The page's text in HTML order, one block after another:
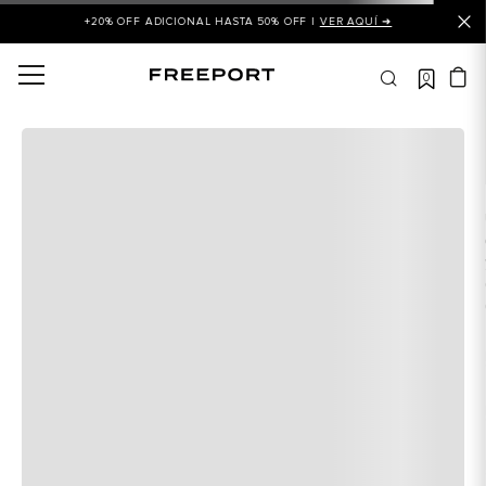
+20% OFF ADICIONAL HASTA 50% OFF | VER AQUÍ ➜
0